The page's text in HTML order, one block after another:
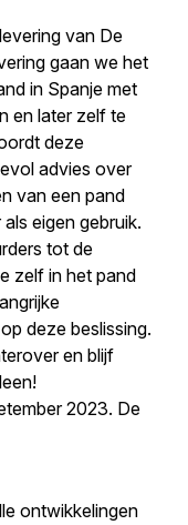
van De
gaan we het
in Spanje met
en later zelf te
deze
advies over
van een pand
eigen gebruik.
tot de
zelf in het pand
deze beslissing.
en blijf
2023. De
ontwikkelingen